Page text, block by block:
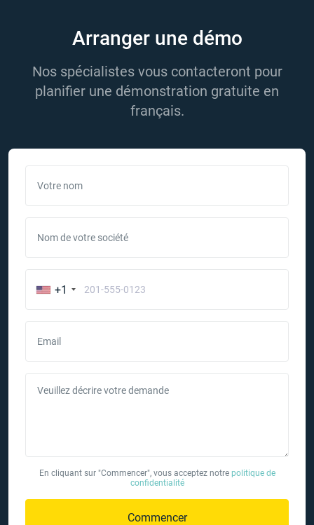
Arranger une démo
Nos spécialistes vous contacteront pour
planifier une démonstration gratuite en
français.
Votre nom
Nom de votre société
+1
Email
Veuillez décrire votre demande
En cliquant sur "Commencer", vous acceptez notre politique de
confidentialité
Commencer